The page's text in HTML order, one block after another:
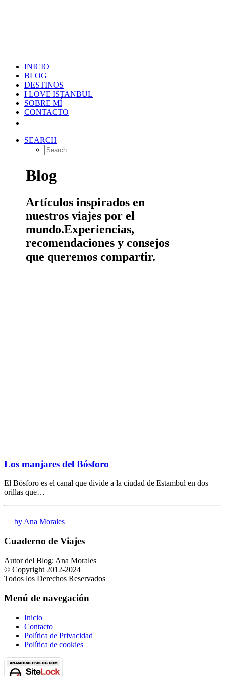
INICIO
BLOG
DESTINOS
I LOVE ISTANBUL
SOBRE MÍ
CONTACTO
SEARCH
Blog
Artículos inspirados en
nuestros viajes por el
mundo.Experiencias,
recomendaciones y consejos
que queremos compartir.
Los manjares del Bósforo
El Bósforo es el canal que divide a la ciudad de Estambul en dos
orillas que…
by Ana Morales
Cuaderno de Viajes
Autor del Blog: Ana Morales
© Copyright 2012-2024
Todos los Derechos Reservados
Menú de navegación
Inicio
Contacto
Política de Privacidad
Política de cookies